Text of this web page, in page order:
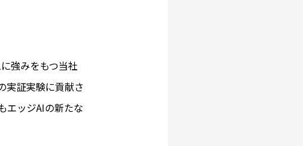
強みをもつ当社
実証実験に貢献さ
エッジAIの新たな